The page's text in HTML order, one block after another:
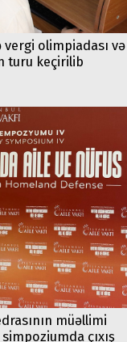
olimpiadası və
turu keçirilib
müəllimi
çıxış